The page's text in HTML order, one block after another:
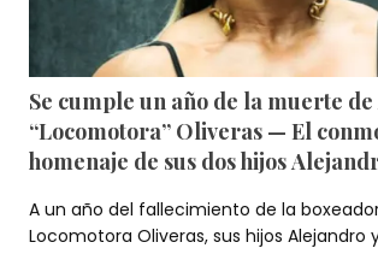
Se cumple un año de la muerte
“Locomotora” Oliveras — El
homenaje de sus dos hijos
A un año del fallecimiento de la
Locomotora Oliveras, sus hijos Alejandro